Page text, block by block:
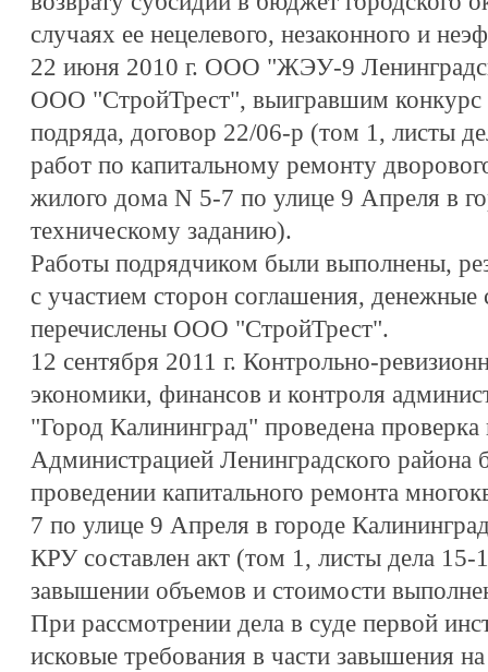
случаях ее нецелевого, незаконного и
22 июня 2010 г. ООО "ЖЭУ-9
ООО "СтройТрест", выигравшим конкурс
подряда, договор 22/06-р (том 1, листы
работ по капитальному ремонту
жилого дома N 5-7 по улице 9 Апреля в
техническому заданию).
Работы подрядчиком были выполнены,
с участием сторон соглашения, денежные
перечислены ООО "СтройТрест".
12 сентября 2011 г. Контрольно-
экономики, финансов и контроля
"Город Калининград" проведена проверка
Администрацией Ленинградского района
проведении капитального ремонта
7 по улице 9 Апреля в городе
КРУ составлен акт (том 1, листы дела
завышении объемов и стоимости
При рассмотрении дела в суде первой
исковые требования в части завышения